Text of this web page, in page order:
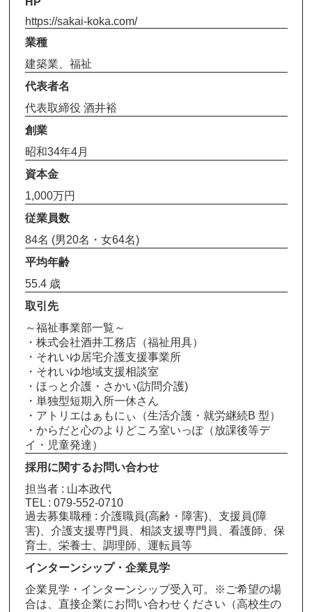
https://sakai-koka.com/
業種
建築業、福祉
代表者名
代表取締役 酒井裕
創業
昭和34年4月
資本金
1,000万円
従業員数
84名 (男20名・女64名)
平均年齢
55.4 歳
取引先
～福祉事業部一覧～
・株式会社酒井工務店（福祉用具）
・それいゆ居宅介護支援事業所
・それいゆ地域支援相談室
・ほっと介護・さかい(訪問介護)
・単独型短期入所一休さん
・アトリエはぁもにぃ（生活介護・就労継続B 型）
・からだと心のよりどころ室いっぽ（放課後等デ
イ・児童発達）
採用に関するお問い合わせ
担当者 : 山本政代
TEL : 079-552-0710
過去募集職種 : 介護職員(高齢・障害)、支援員(障
害)、介護支援専門員、相談支援専門員、看護師、保
育士、栄養士、調理師、運転員等
インターンシップ・企業見学
企業見学・インターンシップ受入可。※ご希望の場
合は、直接企業にお問い合わせください（高校生の